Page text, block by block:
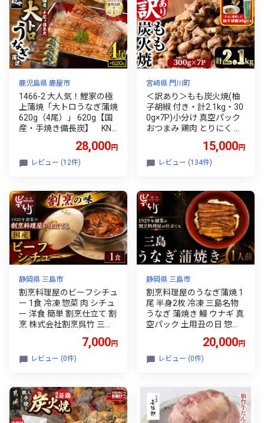
鹿児島県 鹿屋市
1466-2 大人気！鯉家の極
上蒲焼「大トロうなぎ蒲焼
620g（4尾）」 620g【国
産・手焼き備長炭】 KN0
28,000円
レビュー (12件)
宮崎県 門川町
＜訳あり＞もも炭火焼(柚
子胡椒 付き・計2.1kg・30
0g×7P)小分け 真空パック
おつまみ 鶏肉 とりにく 鳥
1】【味鶏フーズ 株式会
社】
15,000円
レビュー (134件)
静岡県 三島市
割烹料理屋のビーフシチュ
ー 1食 冷凍 惣菜 肉 シチュ
ー 洋食 簡単 割烹仕立て 割
烹 株式会社割烹呉竹 三島
7,000円
レビュー (0件)
静岡県 三島市
割烹料理屋のうなぎ蒲焼 1
尾 半身2枚 冷凍 三島名物
うなぎ 蒲焼き 鰻 ウナギ 真
空パック 土用丑の日 惣菜
鰻料理 うなぎ蒲焼き ウナ
ギの蒲焼 和食 割烹 株式会
20,000円
レビュー (0件)